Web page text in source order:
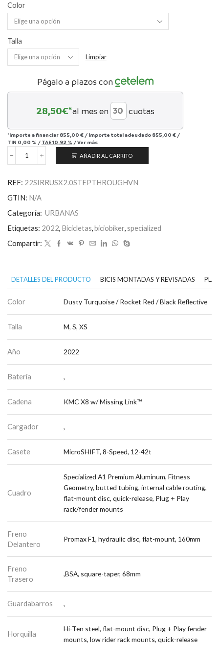
Color
Talla
Limpiar
Págalo a plazos con
28,50€*al mes en cuotas
*Importe a financiar 855,00 € / Importe total adeudado 855,00 € /
TIN 0,00 % / TAE10,92 % /Ver más
Sirrus
Step-
Through
cantidad
AÑADIR AL CARRITO
REF: 22SIRRUSX2.0STEPTHROUGHVN
GTIN: N/A
Categoría: URBANAS
Etiquetas: 2022, Bicicletas,biciobiker,specialized
Compartir:
DETALLES DEL PRODUCTO BICIS MONTADAS Y REVISADAS
Color Dusty Turquoise / Rocket Red / Black Reflective
Talla M, S, XS
Año 2022
Batería ,
Cadena KMC X8 w/ Missing Link™
Cargador ,
Casete MicroSHIFT, 8-Speed, 12-42t
Cuadro
Specialized A1 Premium Aluminum, Fitness
Geometry, butted tubing, internal cable routing,
flat-mount disc, quick-release, Plug + Play
rack/fender mounts
Freno
Delantero
Promax F1, hydraulic disc, flat-mount, 160mm
Freno
Trasero
,BSA, square-taper, 68mm
Guardabarros ,
Horquilla
Hi-Ten steel, flat-mount disc, Plug + Play fender
mounts, low rider rack mounts, quick-release